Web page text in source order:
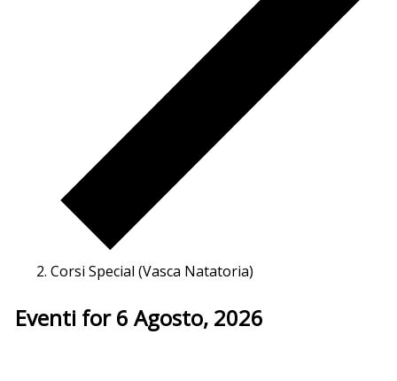
Corsi Special (Vasca Natatoria)
Eventi for 6 Agosto, 2026